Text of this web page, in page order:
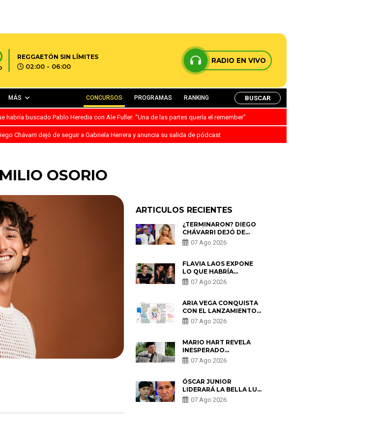
REGGAETÓN SIN LÍMITES
02:00 - 06:00
RADIO EN VIVO
MÁS CONCURSOS PROGRAMAS RANKING BUSCAR
habría buscado Pablo Heredia con Ale Fuller: “Una de las partes quería el remember”
Chávarri dejó de seguir a Gabriela Herrera y anuncia su salida de pódcast
OSORIO
ARTICULOS RECIENTES
¿TERMINARON? DIEGO
CHÁVARRI DEJÓ DE
SEGUIR A GABRIELA
HERRERA Y ANUNCIA SU
07 Ago 2026
FLAVIA LAOS EXPONE
LO QUE HABRÍA
BUSCADO PABLO
HEREDIA CON ALE
PARTES QUERÍA EL
REMEMBER”
07 Ago 2026
ARIA VEGA CONQUISTA
CON EL LANZAMIENTO
DE “TOTOTO (+4)”
07 Ago 2026
MARIO HART REVELA
INESPERADO
PROBLEMA DE SALUD
ANTES DE SEPARARSE
ENCONTRARON UN
TUMOR”
07 Ago 2026
ÓSCAR JUNIOR
LIDERARÁ LA BELLA LUZ
TRAS SALIDA DE SU
PADRE POR POLÉMICA
07 Ago 2026